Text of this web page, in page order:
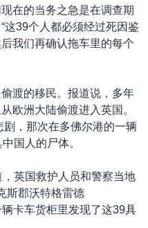
在的当务之急是在调查期
这39个人都必须经过死因鉴
我们再确认拖车里的每个
渡的移民。报道说，多年
欧洲大陆偷渡进入英国。
，那次在多佛尔港的一辆
国人的尸体。
英国救护人员和警察当地
斯郡沃特格雷德
辆卡车货柜里发现了这39具